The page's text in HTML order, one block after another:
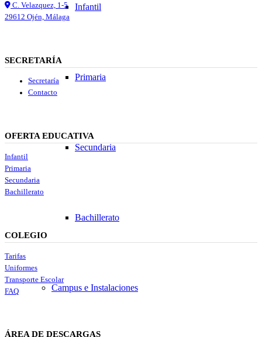
Infantil
Primaria
Secundaria
Bachillerato
Campus e Instalaciones
C. Velazquez, 1-5
29612 Ojén, Málaga
SECRETARÍA
Secretaría
Contacto
OFERTA EDUCATIVA
Infantil
Primaria
Secundaria
Bachillerato
COLEGIO
Tarifas
Uniformes
Transporte Escolar
FAQ
ÁREA DE DESCARGAS